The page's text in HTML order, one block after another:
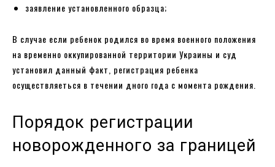
заявление установленного образца;
В случае если ребенок родился во время военного положения
на временно оккупированной территории Украины и суд
установил данный факт, регистрация ребенка
осуществляеться в течении дного года с момента рождения.
Порядок регистрации
новорожденного за границей